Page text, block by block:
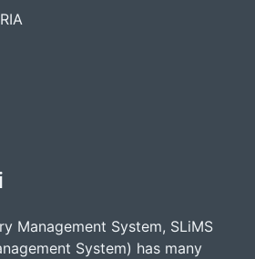
Management System, SLiMS
System) has many